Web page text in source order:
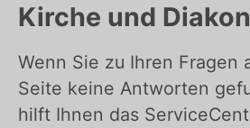
Kirche und
Wenn Sie zu Ihren Fragen
Seite keine Antworten
hilft Ihnen das